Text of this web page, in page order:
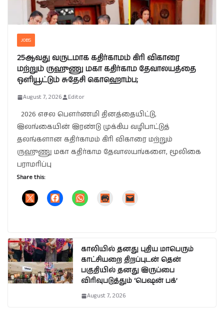
JOBS
25ஆவது வருடமாக கதிர்காமம் கிரி விகாரை
மற்றும் ருஹுணு மகா கதிர்காம தேவாலயத்தை
ஒளியூட்டும் சுதேசி கொஹொம்ப;
August 7, 2026 Editor
2026 எசல பௌர்ணமி தினத்தையிட்டு,
இலங்கையின் இரண்டு முக்கிய வழிபாட்டுத்
தலங்களான கதிர்காமம் கிரி விகாரை மற்றும்
ருஹுணு மகா கதிர்காம தேவாலயங்களை, மூலிகை
பராமரிப்பு
Share this:
காலியில் தனது புதிய மாபெரும்
காட்சியறை திறப்புடன் தென்
பகுதியில் தனது இருப்பை
விரிவுபடுத்தும் ‘பெஷன் பக்’
August 7, 2026